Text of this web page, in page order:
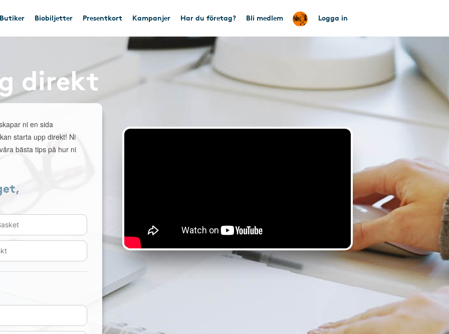
Butiker Biobiljetter Presentkort Kampanjer Har du företag? Bli medlem Logga in
direkt
ni en sida
starta upp direkt! Ni
bästa tips på hur ni